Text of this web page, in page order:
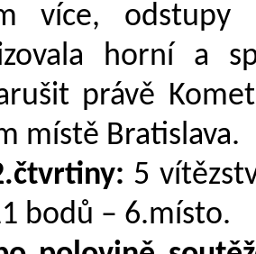
více,
horní a
právě
místě Bratislava.
5
bodů – 6.místo.